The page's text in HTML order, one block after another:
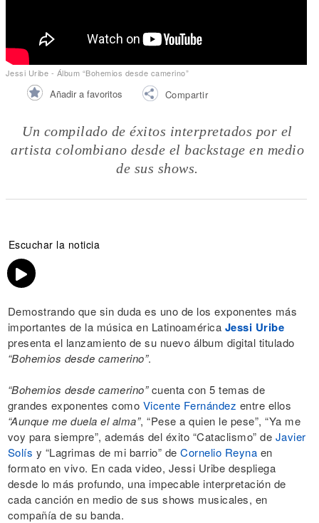
Jessi Uribe - Álbum “Bohemios desde camerino”
Añadir a favoritos Compartir
Un compilado de éxitos interpretados por el
artista colombiano desde el backstage en medio
de sus shows.
Escuchar la noticia
Demostrando que sin duda es uno de los exponentes más
importantes de la música en Latinoamérica Jessi Uribe
presenta el lanzamiento de su nuevo álbum digital titulado
“Bohemios desde camerino”.
“Bohemios desde camerino”cuenta con 5 temas de
grandes exponentes como Vicente Fernández entre ellos
“Aunque me duela el alma”, “Pese a quien le pese”, “Ya me
voy para siempre”, además del éxito “Cataclismo” de Javier
Solís y “Lagrimas de mi barrio” de Cornelio Reyna en
formato en vivo. En cada video, Jessi Uribe despliega
desde lo más profundo, una impecable interpretación de
cada canción en medio de sus shows musicales, en
compañía de su banda.